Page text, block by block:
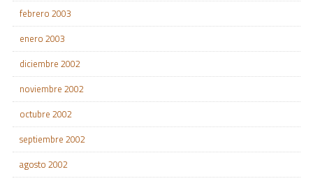
febrero 2003
enero 2003
diciembre 2002
noviembre 2002
octubre 2002
septiembre 2002
agosto 2002